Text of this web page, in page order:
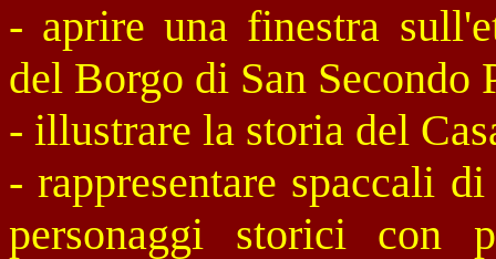
- aprire una finestra
del Borgo di San Secondo
- illustrare la storia del
- rappresentare spaccali
personaggi storici con